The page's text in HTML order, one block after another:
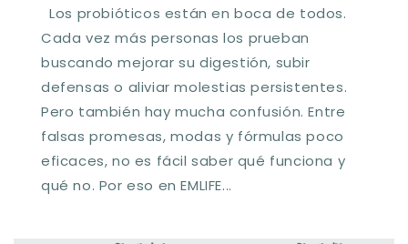
Los probióticos están en boca de todos.
Cada vez más personas los prueban
buscando mejorar su digestión, subir
defensas o aliviar molestias persistentes.
Pero también hay mucha confusión. Entre
falsas promesas, modas y fórmulas poco
eficaces, no es fácil saber qué funciona y
qué no. Por eso en EMLIFE...